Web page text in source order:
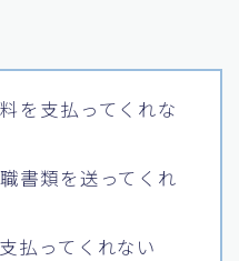
を支払ってくれな
書類を送ってくれ
払ってくれない